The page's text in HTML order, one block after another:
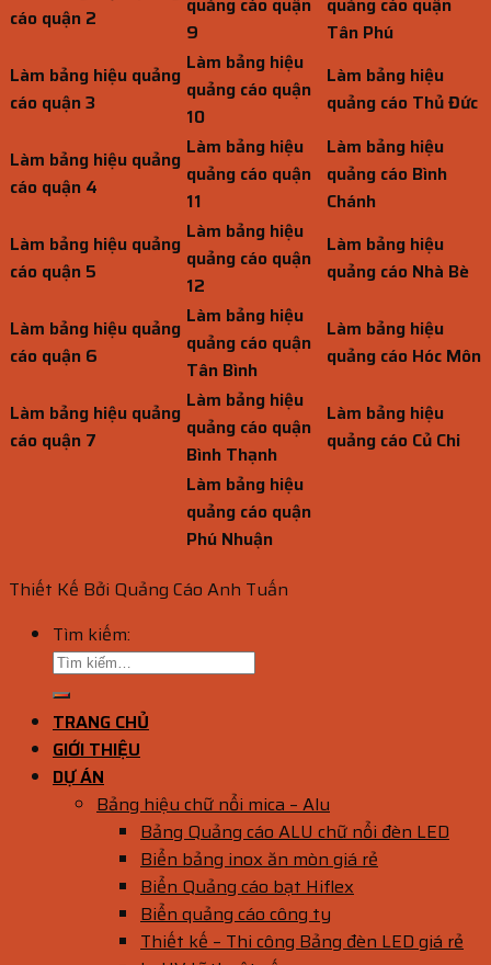
cáo quận 2
9
Tân Phú
Làm bảng hiệu quảng
cáo quận 3
Làm bảng hiệu
quảng cáo quận
10
Làm bảng hiệu
quảng cáo Thủ Đức
Làm bảng hiệu quảng
cáo quận 4
Làm bảng hiệu
quảng cáo quận
11
Làm bảng hiệu
quảng cáo Bình
Chánh
Làm bảng hiệu quảng
cáo quận 5
Làm bảng hiệu
quảng cáo quận
12
Làm bảng hiệu
quảng cáo Nhà Bè
Làm bảng hiệu quảng
cáo quận 6
Làm bảng hiệu
quảng cáo quận
Tân Bình
Làm bảng hiệu
quảng cáo Hóc Môn
Làm bảng hiệu quảng
cáo quận 7
Làm bảng hiệu
quảng cáo quận
Bình Thạnh
Làm bảng hiệu
quảng cáo Củ Chi
Làm bảng hiệu
quảng cáo quận
Phú Nhuận
Thiết Kế Bởi Quảng Cáo Anh Tuấn
Tìm kiếm:
TRANG CHỦ
GIỚI THIỆU
DỰ ÁN
Bảng hiệu chữ nổi mica – Alu
Bảng Quảng cáo ALU chữ nổi đèn LED
Biển bảng inox ăn mòn giá rẻ
Biển Quảng cáo bạt Hiflex
Biển quảng cáo công ty
Thiết kế – Thi công Bảng đèn LED giá rẻ